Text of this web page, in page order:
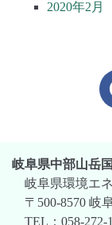
2020年2月
岐阜県中部山岳
岐阜県環境エ
〒500-8570 岐
TEL：058-272-